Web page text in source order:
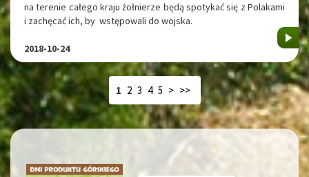
na terenie całego kraju żołnierze będą spotykać się z Polakami
i zachęcać ich, by wstępowali do wojska.
2018-10-24
1 2 3 4 5 > >>